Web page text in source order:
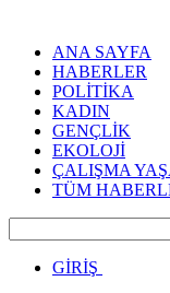
ANA SAYFA
HABERLER
POLİTİKA
KADIN
GENÇLİK
EKOLOJİ
ÇALIŞMA
TÜM
GİRİŞ